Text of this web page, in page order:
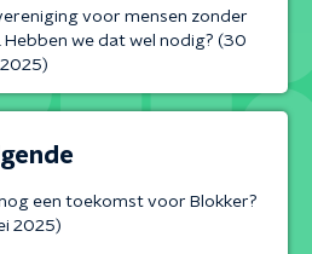
voor mensen zonder
Hebben we dat wel nodig? (30
een toekomst voor Blokker?
2025)